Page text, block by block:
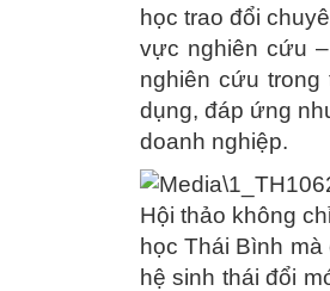
học trao đổi
vực nghiên cứu
nghiên cứu
dụng, đáp ứng
doanh nghiệp.
Hội thảo không
học Thái Bình
hệ sinh thái đổi